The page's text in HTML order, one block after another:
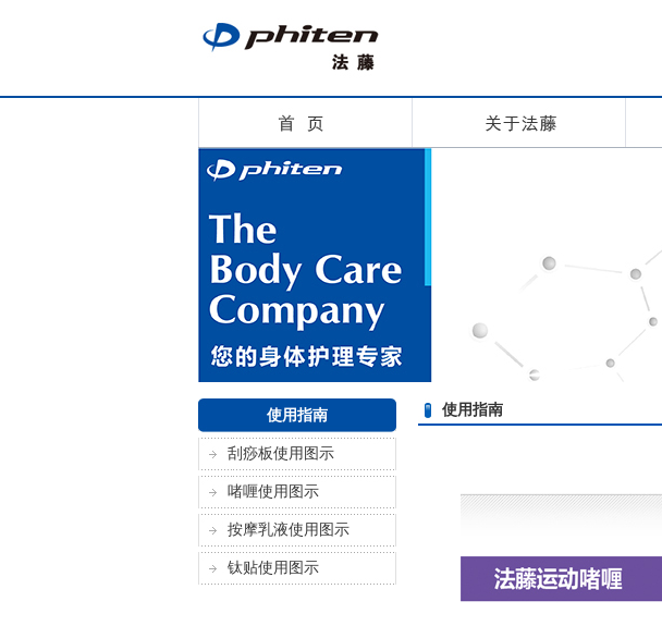
使用指南
刮痧板使用图示
啫喱使用图示
按摩乳液使用图示
钛贴使用图示
使用指南